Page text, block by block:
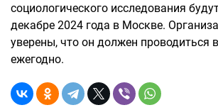
социологического исследования
декабре 2024 года в Москве.
уверены, что он должен проводиться
ежегодно.